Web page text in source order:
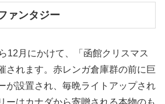
ァンタジー
12月にかけて、「函館クリスマス
されます。赤レンガ倉庫群の前に巨
が設置され、毎晩ライトアップされ
ーはカナダから寄贈される本物のも